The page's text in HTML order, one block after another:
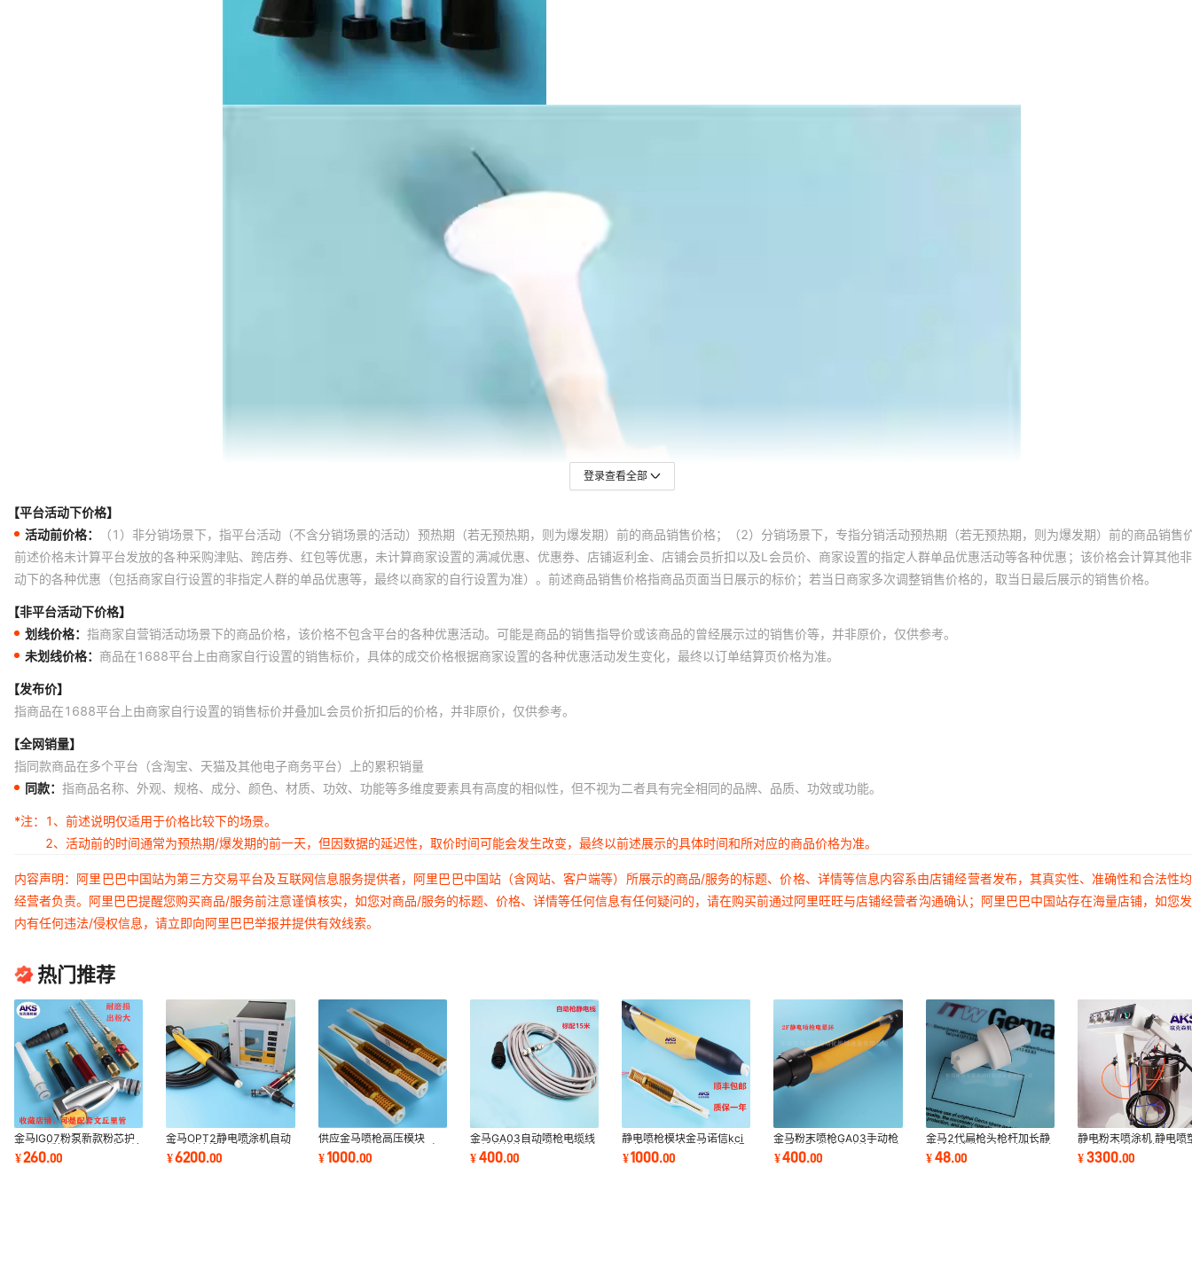
登录查看全部
【平台活动下价格】
活动前价格：
（1）非分销场景下，指平台活动（不含分销场景的活动）预热期（若无预热期，则为爆发期）前的商品销售价格；（2）分销场景下，专指分销活动预热期（若无预热期，则为爆发期）前的商品销售
前述价格未计算平台发放的各种采购津贴、跨店券、红包等优惠，未计算商家设置的满减优惠、优惠券、店铺返利金、店铺会员折扣以及L会员价、商家设置的指定人群单品优惠活动等各种优惠；该价格会计算其他
动下的各种优惠（包括商家自行设置的非指定人群的单品优惠等，最终以商家的自行设置为准）。前述商品销售价格指商品页面当日展示的标价；若当日商家多次调整销售价格的，取当日最后展示的销售价格。
【非平台活动下价格】
划线价格： 指商家自营销活动场景下的商品价格，该价格不包含平台的各种优惠活动。可能是商品的销售指导价或该商品的曾经展示过的销售价等，并非原价，仅供参考。
未划线价格： 商品在1688平台上由商家自行设置的销售标价，具体的成交价格根据商家设置的各种优惠活动发生变化，最终以订单结算页价格为准。
【发布价】
指商品在1688平台上由商家自行设置的销售标价并叠加L会员价折扣后的价格，并非原价，仅供参考。
【全网销量】
指同款商品在多个平台（含淘宝、天猫及其他电子商务平台）上的累积销量
同款： 指商品名称、外观、规格、成分、颜色、材质、功效、功能等多维度要素具有高度的相似性，但不视为二者具有完全相同的品牌、品质、功效或功能。
*注：
1、前述说明仅适用于价格比较下的场景。
2、活动前的时间通常为预热期/爆发期的前一天，但因数据的延迟性，取价时间可能会发生改变，最终以前述展示的具体时间和所对应的商品价格为准。
内容声明：阿里巴巴中国站为第三方交易平台及互联网信息服务提供者，阿里巴巴中国站（含网站、客户端等）所展示的商品/服务的标题、价格、详情等信息内容系由店铺经营者发布，其真实性、准确性和合法性
经营者负责。阿里巴巴提醒您购买商品/服务前注意谨慎核实，如您对商品/服务的标题、价格、详情等任何信息有任何疑问的，请在购买前通过阿里旺旺与店铺经营者沟通确认；阿里巴巴中国站存在海量店铺，如您
内有任何违法/侵权信息，请立即向阿里巴巴举报并提供有效线索。
热门推荐
金马IG07粉泵新款粉芯护
套公母插快速接头静电喷涂
喷塑粉末机配件
¥260.00
金马OPT2静电喷涂机自动
手动喷涂设备喷塑机喷枪涂
装高效喷涂
¥6200.00
供应金马喷枪高压模块
opt2GM03\GM04高压包
喷粉枪配件静电
¥1000.00
金马GA03自动喷枪电缆线
主机单枪连接线自动喷粉枪
触点连接头
¥400.00
静电喷枪模块金马诺信kci
同款高压包高压倍压喷涂配
件高雾化
¥1000.00
金马粉末喷枪GA03手动枪
电晕环配件静电喷涂机自动
枪放电晕圈喷头
¥400.00
金马2代扁枪头枪杆加长静
电针枪管放电电极座静电喷
粉喷塑配件
¥48.00
静电粉末喷涂机 静电喷
机 粉末喷涂机 静电涂装
静电喷涂机
¥3300.00